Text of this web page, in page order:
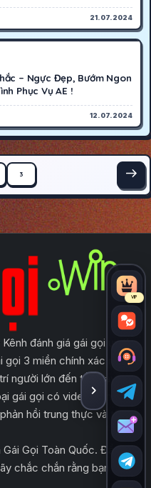
21.07.2024
– Ngực Đẹp, Bướm Ngon
Phục Vụ AE !
12.07.2024
3
đánh giá gái gọi uy tín
gọi 3 miền chính xác nhất.
người lớn đến tầm tay
gái gọi có video trên
hồi trung thực và tập
Gọi Toàn Quốc. Đầy
chắc chắn rằng bạn đủ
ẨN
VIP